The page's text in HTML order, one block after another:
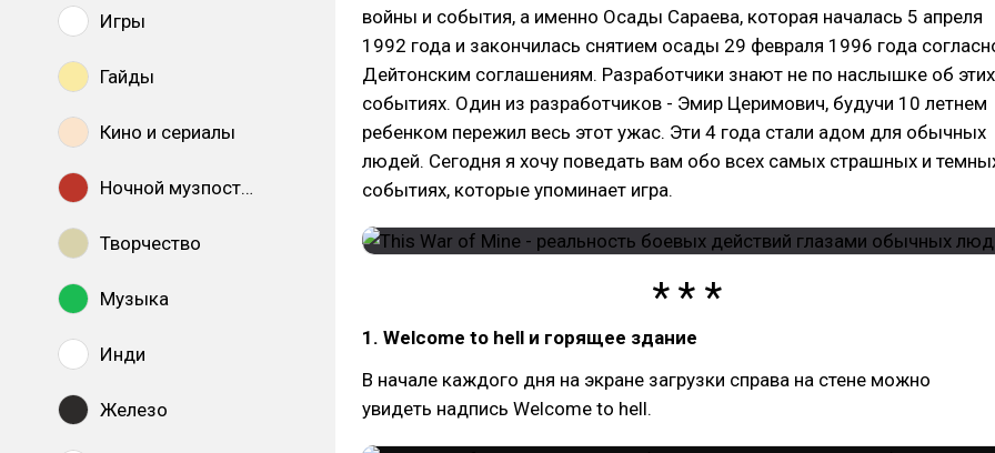
Игры
Гайды
Кино и сериалы
Ночной музпостинг
Творчество
Музыка
Инди
Железо
войны и события, а именно Осады Сараева, которая началась 5 апреля
1992 года и закончилась снятием осады 29 февраля 1996 года
Дейтонским соглашениям. Разработчики знают не по наслышке об этих
событиях. Один из разработчиков - Эмир Церимович, будучи 10 летнем
ребенком пережил весь этот ужас. Эти 4 года стали адом для обычных
людей. Сегодня я хочу поведать вам обо всех самых страшных и
событиях, которые упоминает игра.
1. Welcome to hell и горящее здание
В начале каждого дня на экране загрузки справа на стене можно
увидеть надпись Welcome to hell.